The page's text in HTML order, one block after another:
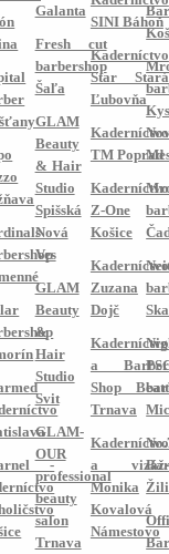
-
Galanta
Fresh cut
barbershop
Šaľa
GLAM
Beauty
& Hair
Studio
Spišská
Nová
Ves
GLAM
Beauty
&
Hair
Studio
Svit
GLAM-
OUR
professional
beauty
salon
Trnava
SINI Báhoň
Kaderníctvo
Star Stará
Ľubovňa
Kaderníctvo
TM Poprad
Kaderníctvo
Z-One
Košice
Kaderníctvo
Zuzana
Dojč
Kaderníctvo
a Barber
Shop Beatt
Trnava
Kaderníctvo
a vizáž-
Monika
Kovalová
Námestovo